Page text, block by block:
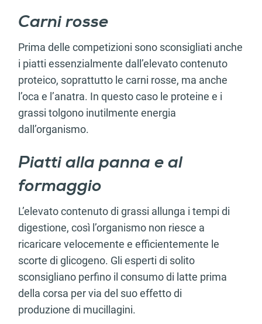
Carni rosse
Prima delle competizioni sono sconsigliati anche
i piatti essenzialmente dall’elevato contenuto
proteico, soprattutto le carni rosse, ma anche
l’oca e l’anatra. In questo caso le proteine e i
grassi tolgono inutilmente energia
dall’organismo.
Piatti alla panna e al
formaggio
L’elevato contenuto di grassi allunga i tempi di
digestione, così l’organismo non riesce a
ricaricare velocemente e efficientemente le
scorte di glicogeno. Gli esperti di solito
sconsigliano perfino il consumo di latte prima
della corsa per via del suo effetto di
produzione di mucillagini.